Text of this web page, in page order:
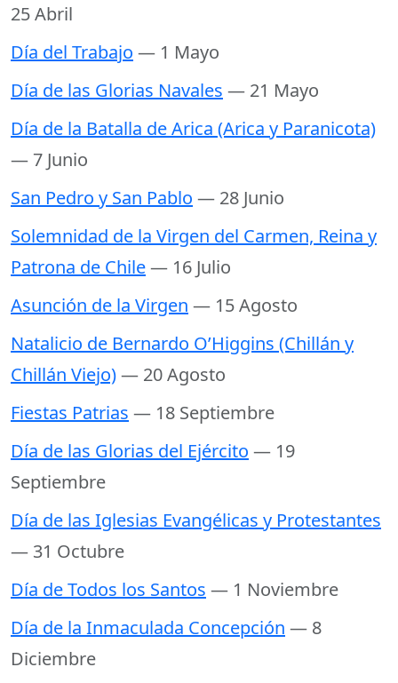
25 Abril
Día del Trabajo — 1 Mayo
Día de las Glorias Navales — 21 Mayo
Día de la Batalla de Arica (Arica y Paranicota)
— 7 Junio
San Pedro y San Pablo — 28 Junio
Solemnidad de la Virgen del Carmen, Reina y
Patrona de Chile— 16 Julio
Asunción de la Virgen — 15 Agosto
Natalicio de Bernardo O’Higgins (Chillán y
Chillán Viejo)— 20 Agosto
Fiestas Patrias — 18 Septiembre
Día de las Glorias del Ejército — 19
Septiembre
Día de las Iglesias Evangélicas y Protestantes
— 31 Octubre
Día de Todos los Santos — 1 Noviembre
Día de la Inmaculada Concepción — 8
Diciembre